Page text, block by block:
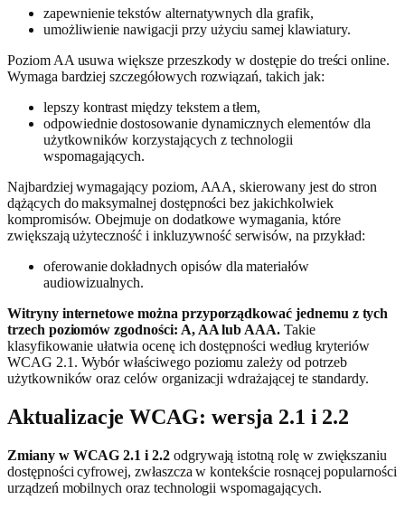
zapewnienie tekstów alternatywnych dla grafik,
umożliwienie nawigacji przy użyciu samej klawiatury.
Poziom AA usuwa większe przeszkody w dostępie do treści online.
Wymaga bardziej szczegółowych rozwiązań, takich jak:
lepszy kontrast między tekstem a tłem,
odpowiednie dostosowanie dynamicznych elementów dla
użytkowników korzystających z technologii
wspomagających.
Najbardziej wymagający poziom, AAA, skierowany jest do stron
dążących do maksymalnej dostępności bez jakichkolwiek
kompromisów. Obejmuje on dodatkowe wymagania, które
zwiększają użyteczność i inkluzywność serwisów, na przykład:
oferowanie dokładnych opisów dla materiałów
audiowizualnych.
Witryny internetowe można przyporządkować jednemu z tych
trzech poziomów zgodności: A, AA lub AAA. Takie
klasyfikowanie ułatwia ocenę ich dostępności według kryteriów
WCAG 2.1. Wybór właściwego poziomu zależy od potrzeb
użytkowników oraz celów organizacji wdrażającej te standardy.
Aktualizacje WCAG: wersja 2.1 i 2.2
Zmiany w WCAG 2.1 i 2.2odgrywają istotną rolę w zwiększaniu
dostępności cyfrowej, zwłaszcza w kontekście rosnącej popularności
urządzeń mobilnych oraz technologii wspomagających.